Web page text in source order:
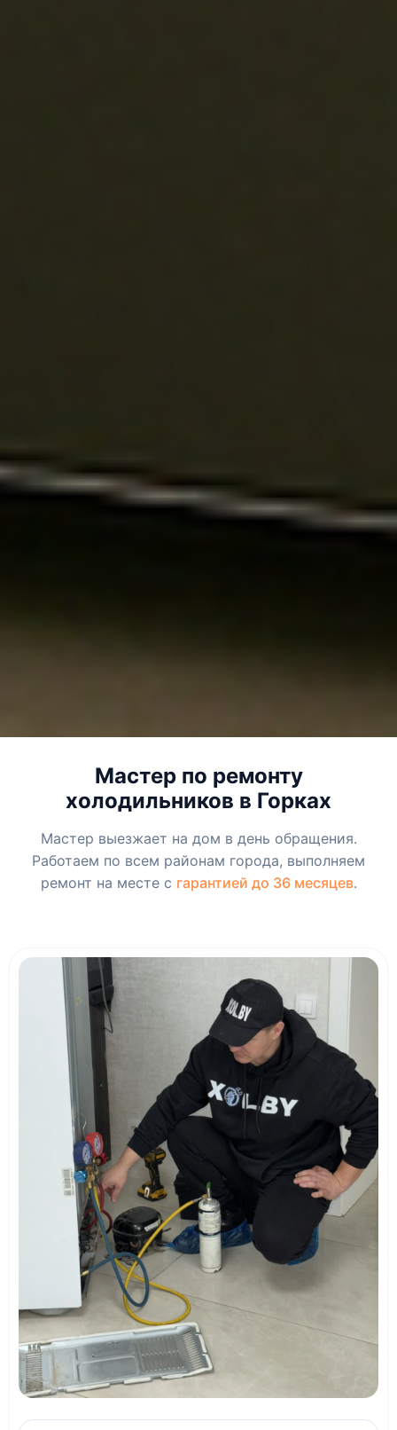
Мастер по ремонту
холодильников в Горках
Мастер выезжает на дом в день обращения.
Работаем по всем районам города, выполняем
ремонт на месте с гарантией до 36 месяцев.